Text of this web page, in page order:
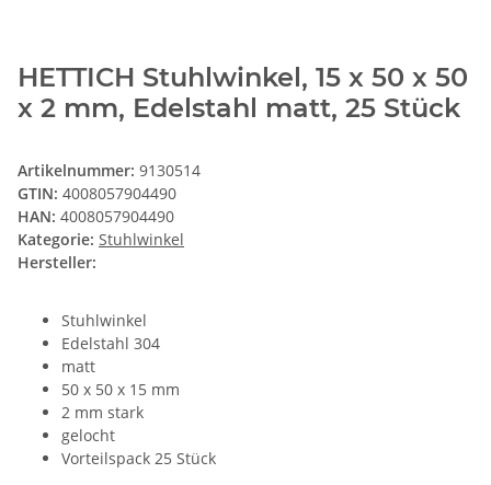
HETTICH Stuhlwinkel, 15 x 50 x 50
x 2 mm, Edelstahl matt, 25 Stück
Artikelnummer: 9130514
GTIN: 4008057904490
HAN: 4008057904490
Kategorie: Stuhlwinkel
Hersteller:
Stuhlwinkel
Edelstahl 304
matt
50 x 50 x 15 mm
2 mm stark
gelocht
Vorteilspack 25 Stück